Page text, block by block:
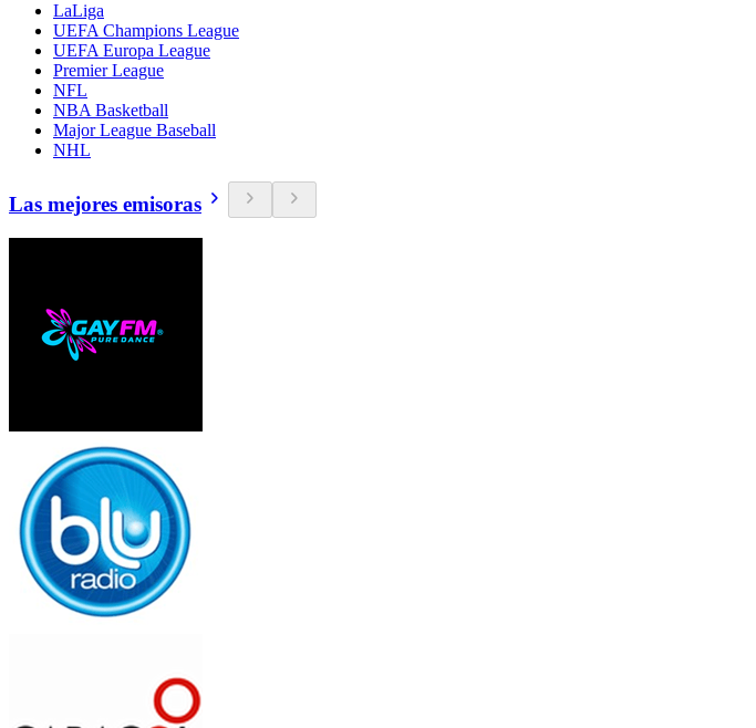
LaLiga
UEFA Champions League
UEFA Europa League
Premier League
NFL
NBA Basketball
Major League Baseball
NHL
Las mejores emisoras